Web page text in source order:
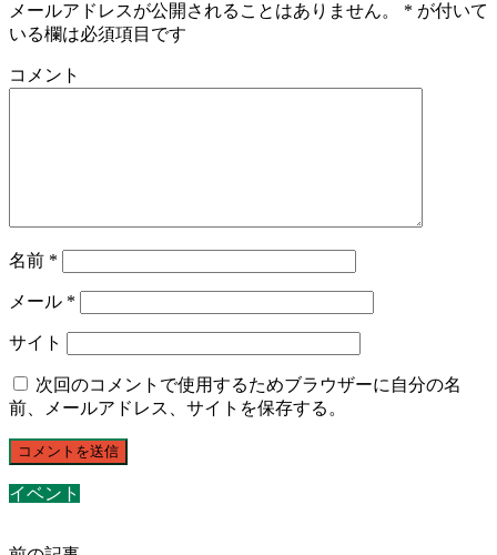
メールアドレスが公開されることはありません。 * が付いて
いる欄は必須項目です
コメント
名前 *
メール *
サイト
次回のコメントで使用するためブラウザーに自分の名
前、メールアドレス、サイトを保存する。
イベント